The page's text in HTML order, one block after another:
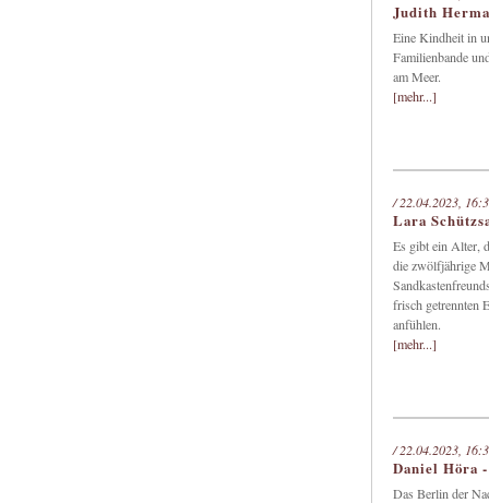
Judith
Eine Kindheit in
Familienbande
am Meer.
[mehr...]
/ 22.04.2023,
Lara
Es gibt ein Alter,
die zwölfjährige
frisch getrennten
anfühlen.
[mehr...]
/ 22.04.2023,
Daniel Höra
Das Berlin der